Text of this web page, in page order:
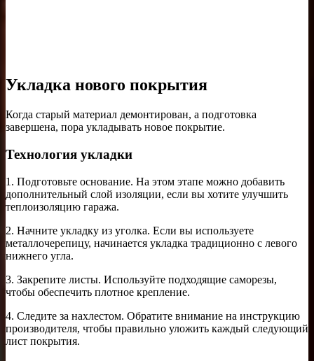
Укладка нового покрытия
Когда старый материал демонтирован, а подготовка
завершена, пора укладывать новое покрытие.
Технология укладки
1. Подготовьте основание. На этом этапе можно добавить
дополнительный слой изоляции, если вы хотите улучшить
теплоизоляцию гаража.
2. Начните укладку из уголка. Если вы используете
металлочерепицу, начинается укладка традиционно с левого
нижнего угла.
3. Закрепите листы. Используйте подходящие саморезы,
чтобы обеспечить плотное крепление.
4. Следите за нахлестом. Обратите внимание на инструкцию
производителя, чтобы правильно уложить каждый следующий
лист покрытия.